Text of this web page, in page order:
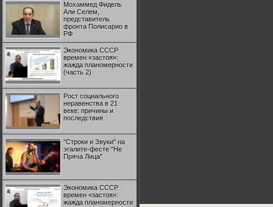
Мохаммед Фидель
Али Селем,
представитель
фронта Полисарио в
РФ
Экономика СССР
времен «застоя»:
жажда планомерности
(часть 2)
Рост социального
неравенства в 21
веке: причины и
последствия
"Строки и Звуки" на
эгалите-фесте "Не
Пряча Лица"
Экономика СССР
времен «застоя»:
жажда планомерности